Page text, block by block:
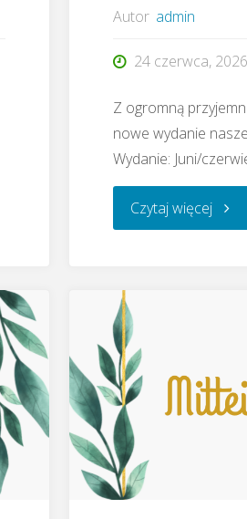
Autor admin
24 czerwca, 2026
Z ogromną
nowe wydanie
Wydanie: Juni/
Czytaj więcej